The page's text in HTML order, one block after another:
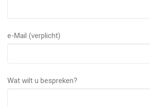
e-Mail (verplicht)
Wat wilt u bespreken?